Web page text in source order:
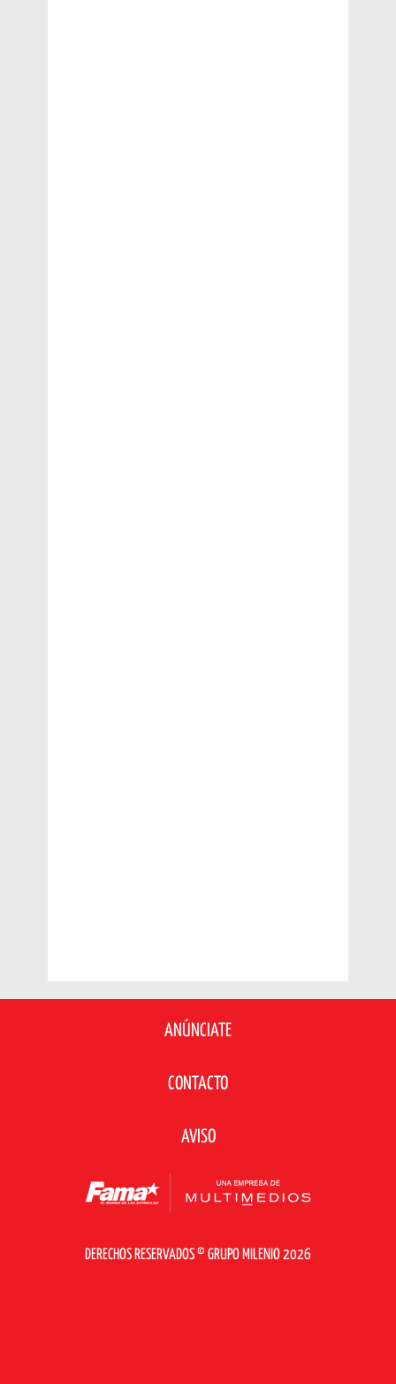
ANÚNCIATE
CONTACTO
AVISO
DERECHOS RESERVADOS © GRUPO MILENIO 2026